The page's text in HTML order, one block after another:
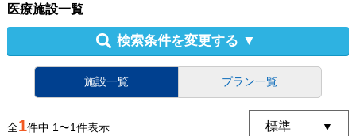
医療施設一覧
検索条件を変更する ▼
施設一覧 プラン一覧
全1件中 1〜1件表示